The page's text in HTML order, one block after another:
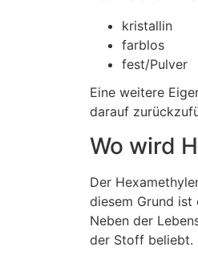
kristallin
farblos
fest/Pulver
Eine weitere
darauf
Wo wird
Der
diesem Grund ist
Neben der
der Stoff beliebt.